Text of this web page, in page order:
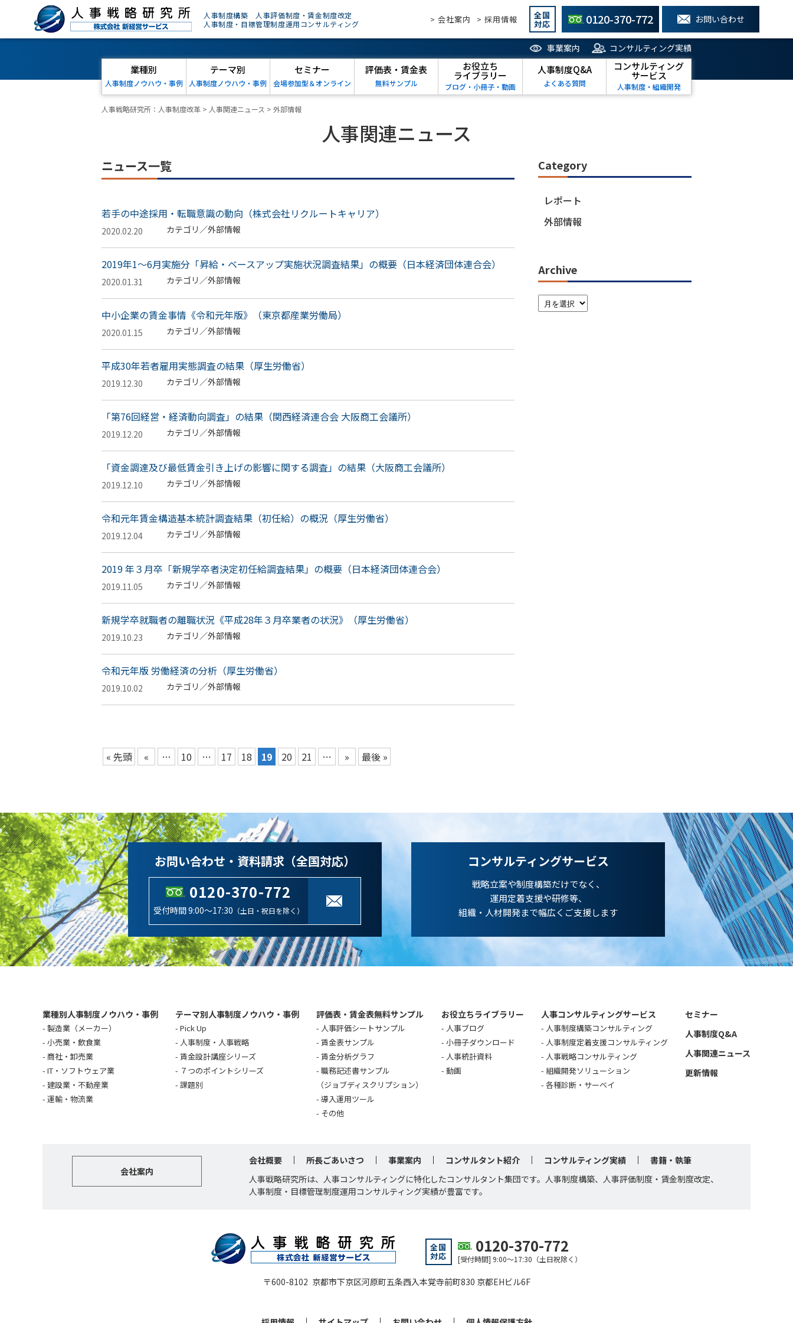
人事制度構築 人事評価制度・賃金制度改定
人事制度・目標管理制度運用コンサルティング
> 会社案内 > 採用情報 全国
対応 0120-370-772 お問い合わせ
事業案内 コンサルティング実績
業種別
人事制度ノウハウ・事例
テーマ別
人事制度ノウハウ・事例
セミナー
会場参加型＆オンライン
評価表・賃金表
無料サンプル
お役立ち
ライブラリー
ブログ・小冊子・動画
人事制度Q&A
よくある質問
コンサルティング
サービス
人事制度・組織開発
人事戦略研究所：人事制度改革 > 人事関連ニュース > 外部情報
人事関連ニュース
ニュース一覧
若手の中途採用・転職意識の動向（株式会社リクルートキャリア）
2020.02.20 カテゴリ／外部情報
2019年1～6月実施分「昇給・ベースアップ実施状況調査結果」の概要（日本経済団体連合会）
2020.01.31 カテゴリ／外部情報
中小企業の賃金事情《令和元年版》（東京都産業労働局）
2020.01.15 カテゴリ／外部情報
平成30年若者雇用実態調査の結果（厚生労働省）
2019.12.30 カテゴリ／外部情報
「第76回経営・経済動向調査」の結果（関西経済連合会 大阪商工会議所）
2019.12.20 カテゴリ／外部情報
「資金調達及び最低賃金引き上げの影響に関する調査」の結果（大阪商工会議所）
2019.12.10 カテゴリ／外部情報
令和元年賃金構造基本統計調査結果（初任給）の概況（厚生労働省）
2019.12.04 カテゴリ／外部情報
2019 年３月卒「新規学卒者決定初任給調査結果」の概要（日本経済団体連合会）
2019.11.05 カテゴリ／外部情報
新規学卒就職者の離職状況《平成28年３月卒業者の状況》（厚生労働省）
2019.10.23 カテゴリ／外部情報
令和元年版 労働経済の分析（厚生労働省）
2019.10.02 カテゴリ／外部情報
« 先頭 « … 10 … 17 18 19 20 21 … » 最後 »
Category
レポート
外部情報
Archive
お問い合わせ・資料請求（全国対応）
0120-370-772
受付時間 9:00～17:30 （土日・祝日を除く）
コンサルティングサービス
戦略立案や制度構築だけでなく、
運用定着支援や研修等、
組織・人材開発まで幅広くご支援します
業種別人事制度ノウハウ・事例
製造業（メーカー）
小売業・飲食業
商社・卸売業
IT・ソフトウェア業
建設業・不動産業
運輸・物流業
テーマ別人事制度ノウハウ・事例
Pick Up
人事制度・人事戦略
賃金設計講座シリーズ
７つのポイントシリーズ
課題別
評価表・賃金表無料サンプル
人事評価シートサンプル
賃金表サンプル
賃金分析グラフ
職務記述書サンプル
（ジョブディスクリプション）
導入運用ツール
その他
お役立ちライブラリー
人事ブログ
小冊子ダウンロード
人事統計資料
動画
人事コンサルティングサービス
人事制度構築コンサルティング
人事制度定着支援コンサルティング
人事戦略コンサルティング
組織開発ソリューション
各種診断・サーベイ
セミナー
人事制度Q&A
人事関連ニュース
更新情報
会社案内
会社概要 所長ごあいさつ 事業案内 コンサルタント紹介 コンサルティング実績
書籍・執筆
人事戦略研究所は、人事コンサルティングに特化したコンサルタント集団です。人事制度構築、人事評価制度・賃金制度改定、
人事制度・目標管理制度運用コンサルティング実績が豊富です。
全国
対応
0120-370-772
[受付時間] 9:00～17:30（土日祝除く）
〒600-8102 京都市下京区河原町五条西入本覚寺前町830 京都EHビル6F